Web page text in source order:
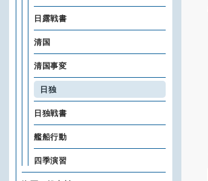
日露戦書
清国
清国事変
日独
日独戦書
艦船行動
四季演習